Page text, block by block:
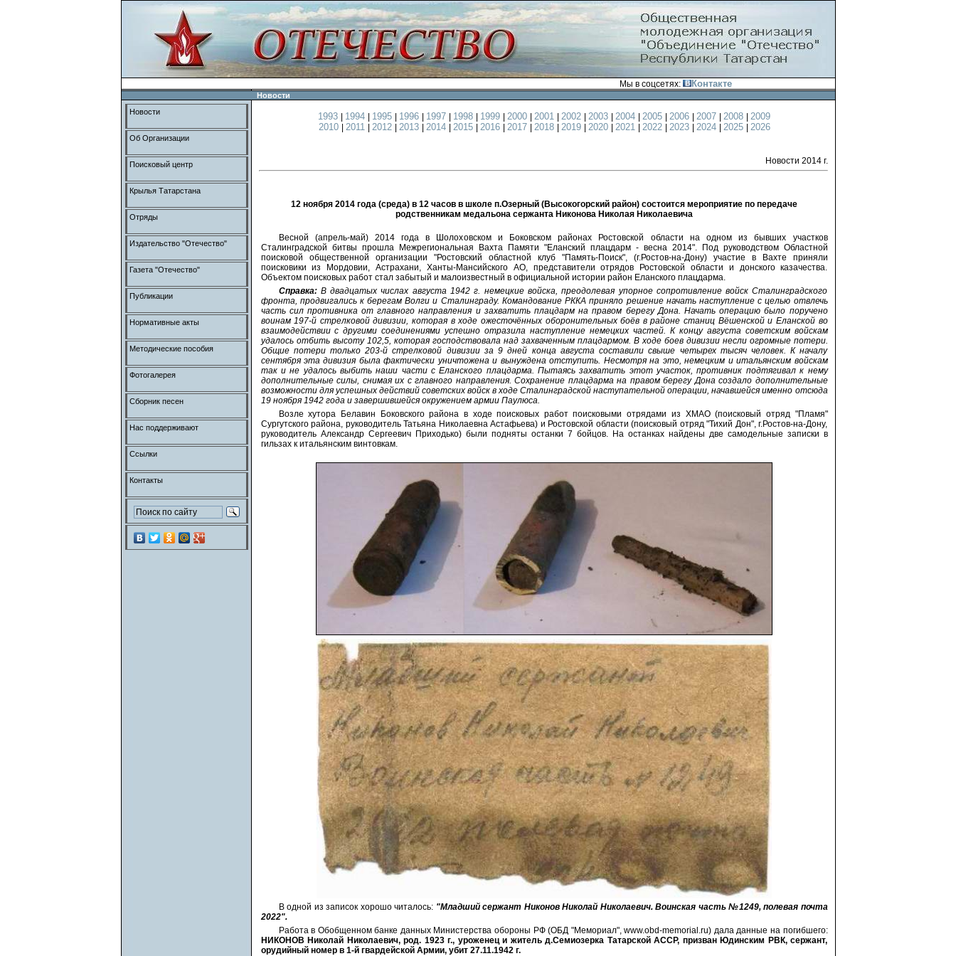
Мы в соцсетях: Контакте
Новости
1993 1994 1995 1996 1997 1998 1999 2000 2001 2002 2003 2004 2005 2006 2007 2008
2009
2010
2011 2012 2013 2014 2015 2016 2017 2018 2019 2020 2021 2022 2023 2024 2025 2026
Новости 2014 г.
12 ноября 2014 года (среда) в 12 часов в школе п.Озерный (Высокогорский район) состоится мероприятие по передаче
родственникам медальона сержанта Никонова Николая Николаевича
Весной (апрель-май) 2014 года в Шолоховском и Боковском районах Ростовской области на одном из бывших участков
Сталинградской битвы прошла Межрегиональная Вахта Памяти "Еланский плацдарм - весна 2014". Под руководством Областной
поисковой общественной организации "Ростовский областной клуб "Память-Поиск", (г.Ростов-на-Дону) участие в Вахте приняли
поисковики из Мордовии, Астрахани, Ханты-Мансийского АО, представители отрядов Ростовской области и донского казачества.
Объектом поисковых работ стал забытый и малоизвестный в официальной истории район Еланского плацдарма.
Справка:В двадцатых числах августа 1942 г. немецкие войска, преодолевая упорное сопротивление войск Сталинградского
фронта, продвигались к берегам Волги и Сталинграду. Командование РККА приняло решение начать наступление с целью отвлечь
часть сил противника от главного направления и захватить плацдарм на правом берегу Дона. Начать операцию было поручено
воинам 197-й стрелковой дивизии, которая в ходе ожесточённых оборонительных боёв в районе станиц Вёшенской и Еланской во
взаимодействии с другими соединениями успешно отразила наступление немецких частей. К концу августа советским войскам
удалось отбить высоту 102,5, которая господствовала над захваченным плацдармом. В ходе боев дивизии несли огромные потери.
Общие потери только 203-й стрелковой дивизии за 9 дней конца августа составили свыше четырех тысяч человек. К началу
сентября эта дивизия была фактически уничтожена и вынуждена отступить. Несмотря на это, немецким и итальянским войскам
так и не удалось выбить наши части с Еланского плацдарма. Пытаясь захватить этот участок, противник подтягивал к нему
дополнительные силы, снимая их с главного направления. Сохранение плацдарма на правом берегу Дона создало дополнительные
возможности для успешных действий советских войск в ходе Сталинградской наступательной операции, начавшейся именно отсюда
19 ноября 1942 года и завершившейся окружением армии Паулюса.
Возле хутора Белавин Боковского района в ходе поисковых работ поисковыми отрядами из ХМАО (поисковый отряд "Пламя"
Сургутского района, руководитель Татьяна Николаевна Астафьева) и Ростовской области (поисковый отряд "Тихий Дон", г.Ростов-на-Дону,
руководитель Александр Сергеевич Приходько) были подняты останки 7 бойцов. На останках найдены две самодельные записки в
гильзах к итальянским винтовкам.
В одной из записок хорошо читалось: "Младший сержант Никонов Николай Николаевич. Воинская часть №1249, полевая почта
2022".
Работа в Обобщенном банке данных Министерства обороны РФ (ОБД "Мемориал", www.obd-memorial.ru) дала данные на погибшего:
НИКОНОВ Николай Николаевич, род. 1923 г., уроженец и житель д.Семиозерка Татарской АССР, призван Юдинским РВК, сержант,
орудийный номер в 1-й гвардейской Армии, убит 27.11.1942 г.
Новости
Об Организации
Поисковый центр
Крылья Татарстана
Отряды
Издательство "Отечество"
Газета "Отечество"
Публикации
Нормативные акты
Методические пособия
Фотогалерея
Сборник песен
Нас поддерживают
Ссылки
Контакты